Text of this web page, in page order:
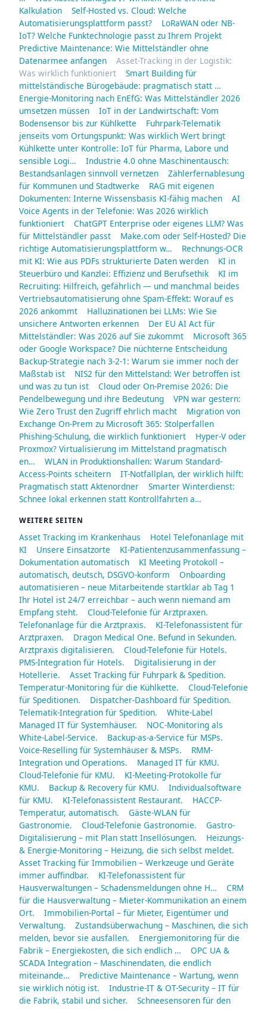
Kalkulation
Self-Hosted vs. Cloud: Welche
Automatisierungsplattform passt?
LoRaWAN oder NB-
IoT? Welche Funktechnologie passt zu Ihrem Projekt
Predictive Maintenance: Wie Mittelständler ohne
Datenarmee anfangen
Asset-Tracking in der Logistik:
Was wirklich funktioniert
Smart Building für
mittelständische Bürogebäude: pragmatisch statt …
Energie-Monitoring nach EnEfG: Was Mittelständler 2026
umsetzen müssen
IoT in der Landwirtschaft: Vom
Bodensensor bis zur Kühlkette
Fuhrpark-Telematik
jenseits vom Ortungspunkt: Was wirklich Wert bringt
Kühlkette unter Kontrolle: IoT für Pharma, Labore und
sensible Logi…
Industrie 4.0 ohne Maschinentausch:
Bestandsanlagen sinnvoll vernetzen
Zählerfernablesung
für Kommunen und Stadtwerke
RAG mit eigenen
Dokumenten: Interne Wissensbasis KI-fähig machen
AI
Voice Agents in der Telefonie: Was 2026 wirklich
funktioniert
ChatGPT Enterprise oder eigenes LLM? Was
für Mittelständler passt
Make.com oder Self-Hosted? Die
richtige Automatisierungsplattform w…
Rechnungs-OCR
mit KI: Wie aus PDFs strukturierte Daten werden
KI in
Steuerbüro und Kanzlei: Effizienz und Berufsethik
KI im
Recruiting: Hilfreich, gefährlich — und manchmal beides
Vertriebsautomatisierung ohne Spam-Effekt: Worauf es
2026 ankommt
Halluzinationen bei LLMs: Wie Sie
unsichere Antworten erkennen
Der EU AI Act für
Mittelständler: Was 2026 auf Sie zukommt
Microsoft 365
oder Google Workspace? Die nüchterne Entscheidung
Backup-Strategie nach 3-2-1: Warum sie immer noch der
Maßstab ist
NIS2 für den Mittelstand: Wer betroffen ist
und was zu tun ist
Cloud oder On-Premise 2026: Die
Pendelbewegung und ihre Bedeutung
VPN war gestern:
Wie Zero Trust den Zugriff ehrlich macht
Migration von
Exchange On-Prem zu Microsoft 365: Stolperfallen
Phishing-Schulung, die wirklich funktioniert
Hyper-V oder
Proxmox? Virtualisierung im Mittelstand pragmatisch
en…
WLAN in Produktionshallen: Warum Standard-
Access-Points scheitern
IT-Notfallplan, der wirklich hilft:
Pragmatisch statt Aktenordner
Smarter Winterdienst:
Schnee lokal erkennen statt Kontrollfahrten a…
WEITERE SEITEN
Asset Tracking im Krankenhaus
Hotel Telefonanlage mit
KI
Unsere Einsatzorte
KI-Patientenzusammenfassung –
Dokumentation automatisch
KI Meeting Protokoll –
automatisch, deutsch, DSGVO-konform
Onboarding
automatisieren – neue Mitarbeitende startklar ab Tag 1
Ihr Hotel ist 24/7 erreichbar – auch wenn niemand am
Empfang steht.
Cloud-Telefonie für Arztpraxen.
Telefonanlage für die Arztpraxis.
KI-Telefonassistent für
Arztpraxen.
Dragon Medical One. Befund in Sekunden.
Arztpraxis digitalisieren.
Cloud-Telefonie für Hotels.
PMS-Integration für Hotels.
Digitalisierung in der
Hotellerie.
Asset Tracking für Fuhrpark & Spedition.
Temperatur-Monitoring für die Kühlkette.
Cloud-Telefonie
für Speditionen.
Dispatcher-Dashboard für Spedition.
Telematik-Integration für Spedition.
White-Label
Managed IT für Systemhäuser.
NOC-Monitoring als
White-Label-Service.
Backup-as-a-Service für MSPs.
Voice-Reselling für Systemhäuser & MSPs.
RMM-
Integration und Operations.
Managed IT für KMU.
Cloud-Telefonie für KMU.
KI-Meeting-Protokolle für
KMU.
Backup & Recovery für KMU.
Individualsoftware
für KMU.
KI-Telefonassistent Restaurant.
HACCP-
Temperatur, automatisch.
Gäste-WLAN für
Gastronomie.
Cloud-Telefonie Gastronomie.
Gastro-
Digitalisierung – mit Plan statt Insellösungen.
Heizungs-
& Energie-Monitoring – Heizung, die sich selbst meldet.
Asset Tracking für Immobilien – Werkzeuge und Geräte
immer auffindbar.
KI-Telefonassistent für
Hausverwaltungen – Schadensmeldungen ohne H…
CRM
für die Hausverwaltung – Mieter-Kommunikation an einem
Ort.
Immobilien-Portal – für Mieter, Eigentümer und
Verwaltung.
Zustandsüberwachung – Maschinen, die sich
melden, bevor sie ausfallen.
Energiemonitoring für die
Fabrik – Energiekosten, die sich endlich …
OPC UA &
SCADA Integration – Maschinendaten, die endlich
miteinande…
Predictive Maintenance – Wartung, wenn
sie wirklich nötig ist.
Industrie-IT & OT-Security – IT für
die Fabrik, stabil und sicher.
Schneesensoren für den